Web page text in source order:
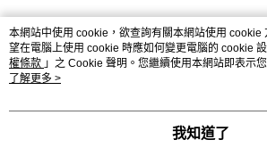
熱門標籤
本網站中使用 cookie，欲查詢有關本網站使用 cookie
望在電腦上使用 cookie 時應如何變更電腦的 cookie
權條款 」之 Cookie 聲明。您繼續使用本網站即表示
用條款之 Cookie 聲明使用 cookie。
了解更多 >
我知道了